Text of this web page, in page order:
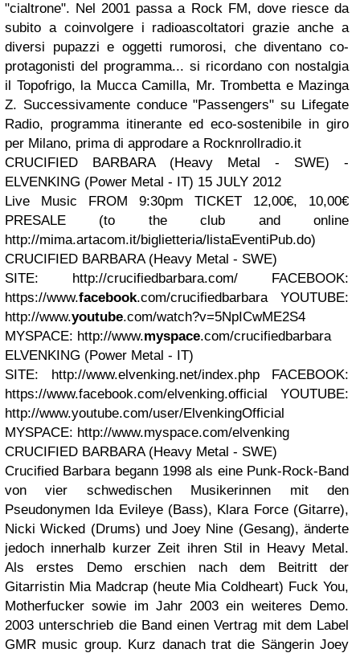
"cialtrone". Nel 2001 passa a Rock FM, dove riesce da
subito a coinvolgere i radioascoltatori grazie anche a
diversi pupazzi e oggetti rumorosi, che diventano co-
protagonisti del programma... si ricordano con nostalgia
il Topofrigo, la Mucca Camilla, Mr. Trombetta e Mazinga
Z. Successivamente conduce "Passengers" su Lifegate
Radio, programma itinerante ed eco-sostenibile in giro
per Milano, prima di approdare a Rocknrollradio.it
CRUCIFIED BARBARA (Heavy Metal - SWE) -
ELVENKING (Power Metal - IT) 15 JULY 2012
Live Music FROM 9:30pm
TICKET 12,00€, 10,00€
PRESALE (to the club and online
http://mima.artacom.it/biglietteria/listaEventiPub.do)
CRUCIFIED BARBARA (Heavy Metal - SWE)
SITE: http://crucifiedbarbara.com/
FACEBOOK:
https://www.facebook.com/crucifiedbarbara
YOUTUBE:
http://www.youtube.com/watch?v=5NpICwME2S4
MYSPACE: http://www.myspace.com/crucifiedbarbara
ELVENKING (Power Metal - IT)
SITE: http://www.elvenking.net/index.php
FACEBOOK:
https://www.facebook.com/elvenking.official
YOUTUBE:
http://www.youtube.com/user/ElvenkingOfficial
MYSPACE: http://www.myspace.com/elvenking
CRUCIFIED BARBARA (Heavy Metal - SWE)
Crucified Barbara begann 1998 als eine Punk-Rock-Band
von vier schwedischen Musikerinnen mit den
Pseudonymen Ida Evileye (Bass), Klara Force (Gitarre),
Nicki Wicked (Drums) und Joey Nine (Gesang), änderte
jedoch innerhalb kurzer Zeit ihren Stil in Heavy Metal.
Als erstes Demo erschien nach dem Beitritt der
Gitarristin Mia Madcrap (heute Mia Coldheart) Fuck You,
Motherfucker sowie im Jahr 2003 ein weiteres Demo.
2003 unterschrieb die Band einen Vertrag mit dem Label
GMR music group. Kurz danach trat die Sängerin Joey